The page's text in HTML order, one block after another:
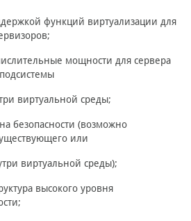
функций виртуализации для
мощности для сервера
виртуальной среды;
безопасности (возможно
или
виртуальной среды);
высокого уровня